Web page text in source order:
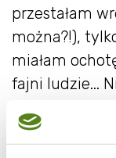
przestałam
można?!),
miałam
fajni ludzie...
to się
Skończyło